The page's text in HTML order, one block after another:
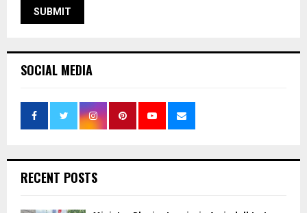
SOCIAL MEDIA
RECENT POSTS